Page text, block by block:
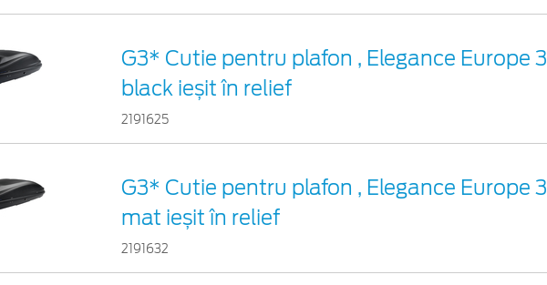
G3* Cutie pentru plafon , Elegance Europe
black ieșit în relief
2191625
G3* Cutie pentru plafon , Elegance Europe
mat ieșit în relief
2191632